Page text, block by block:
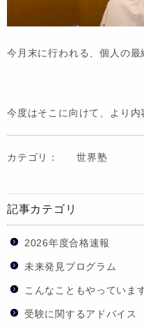
今月末に行われる、個人の最
今度はそこに向けて、より内
カテゴリ： 世界塾
記事カテゴリ
2026年度合格速報
未来発見プログラム
こんなこともやっていま
受験に関するアドバイス